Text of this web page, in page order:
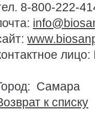
8-800-222-
Самара
к списку